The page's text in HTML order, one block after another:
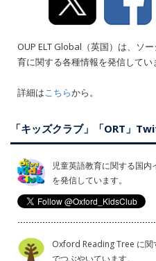
OUP ELT Global（英国）は、ソ
育に関する各種情報を発信してい
詳細はこちらから。
「キッズクラブ」「ORT」
児童英語教育に関する国
を発信しています。
Oxford Reading Tree に関
でつぶやいています。